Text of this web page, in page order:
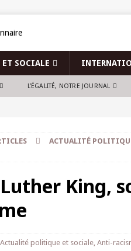
SOCIALE
L’ÉGALITÉ, NOTRE JOURNAL
ACTUALITÉ
King,
Actualité politique et sociale, Anti-